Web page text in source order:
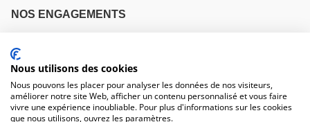
NOS ENGAGEMENTS
Livraisons
NOS COORDONNÉES
530 avenue du Roucagnier , 34400 Lunel-Viel
04 67 58 38 57
Nous utilisons des cookies
Nous pouvons les placer pour analyser les données de nos visiteurs,
améliorer notre site Web, afficher un contenu personnalisé et vous faire
vivre une expérience inoubliable. Pour plus d'informations sur les cookies
que nous utilisons, ouvrez les paramètres.